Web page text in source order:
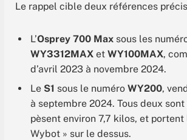
Le rappel cible deux références
L’Osprey 700 Max sous les
WY3312MAX et WY100MAX,
d’avril 2023 à novembre 2024.
Le S1 sous le numéro WY200,
à septembre 2024. Tous deux
pèsent environ 7,7 kilos, et portent
Wybot » sur le dessus.